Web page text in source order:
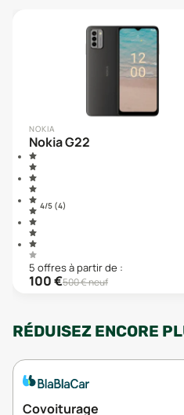
NOKIA
Nokia G22
4/5 (4)
5 offresà partir de :
100€500€ neuf
RÉDUISEZ ENCORE
Covoiturage